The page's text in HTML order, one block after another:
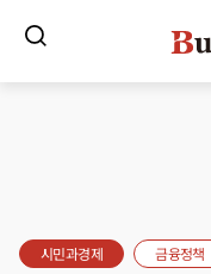
시민과경제 금융정책